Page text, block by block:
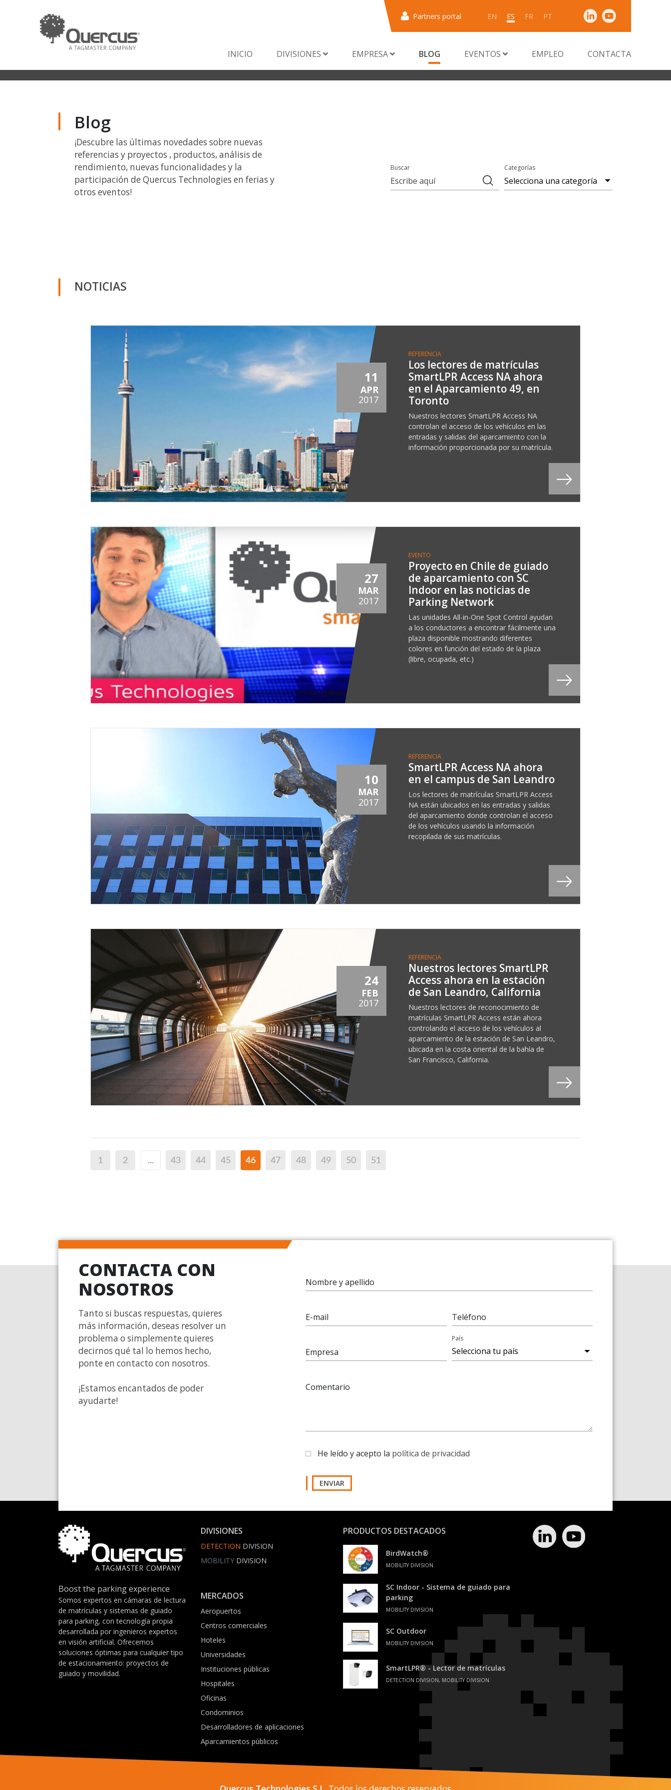
Partners portal EN ES FR PT
INICIO DIVISIONES EMPRESA BLOG EVENTOS EMPLEO CONTACTA
Blog
¡Descubre las últimas novedades sobre nuevas
referencias y proyectos , productos, análisis de
rendimiento, nuevas funcionalidades y la
participación de Quercus Technologies en ferias y
otros eventos!
Buscar Categorías
NOTICIAS
REFERENCIA
11
APR
2017
Los lectores de matrículas
SmartLPR Access NA ahora
en el Aparcamiento 49, en
Toronto
Nuestros lectores SmartLPR Access NA
controlan el acceso de los vehículos en las
entradas y salidas del aparcamiento con la
información proporcionada por su matrícula.
EVENTO
27
MAR
2017
Proyecto en Chile de guiado
de aparcamiento con SC
Indoor en las noticias de
Parking Network
Las unidades All-in-One Spot Control ayudan
a los conductores a encontrar fácilmente una
plaza disponible mostrando diferentes
colores en función del estado de la plaza
(libre, ocupada, etc.)
REFERENCIA
10
MAR
2017
SmartLPR Access NA ahora
en el campus de San Leandro
Los lectores de matrículas SmartLPR Access
NA están ubicados en las entradas y salidas
del aparcamiento donde controlan el acceso
de los vehículos usando la información
recopilada de sus matrículas.
REFERENCIA
24
FEB
2017
Nuestros lectores SmartLPR
Access ahora en la estación
de San Leandro, California
Nuestros lectores de reconocimiento de
matrículas SmartLPR Access están ahora
controlando el acceso de los vehículos al
aparcamiento de la estación de San Leandro,
ubicada en la costa oriental de la bahía de
San Francisco, California.
1 2 ... 43 44 45 46 47 48 49 50 51
CONTACTA CON
NOSOTROS
Tanto si buscas respuestas, quieres
más información, deseas resolver un
problema o simplemente quieres
decirnos qué tal lo hemos hecho,
ponte en contacto con nosotros.
¡Estamos encantados de poder
ayudarte!
Nombre y apellido
E-mail Teléfono
Empresa
País
Comentario
He leído y acepto la política de privacidad
ENVIAR
Boost the parking experience
Somos expertos en cámaras de lectura
de matrículas y sistemas de guiado
para parking, con tecnología propia
desarrollada por ingenieros expertos
en visión artificial. Ofrecemos
soluciones óptimas para cualquier tipo
de estacionamiento: proyectos de
guiado y movilidad.
DIVISIONES
DETECTION DIVISION
MOBILITY DIVISION
MERCADOS
Aeropuertos
Centros comerciales
Hoteles
Universidades
Instituciones públicas
Hospitales
Oficinas
Condominios
Desarrolladores de aplicaciones
Aparcamientos públicos
PRODUCTOS DESTACADOS
BirdWatch®
MOBILITY DIVISION
SC Indoor - Sistema de guiado para
parking
MOBILITY DIVISION
SC Outdoor
MOBILITY DIVISION
SmartLPR® - Lector de matrículas
DETECTION DIVISION, MOBILITY DIVISION